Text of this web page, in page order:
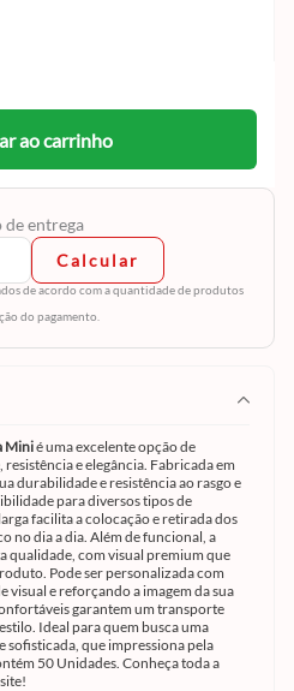
ao carrinho
de entrega
Calcular
de acordo com a quantidade de produtos
do pagamento.
Minié uma excelente opção de
e elegância. Fabricada em
durabilidade e resistência ao rasgo e
para diversos tipos de
facilita a colocação e retirada dos
no dia a dia. Além de funcional, a
qualidade, com visual premium que
Pode ser personalizada com
visual e reforçando a imagem da sua
garantem um transporte
Ideal para quem busca uma
sofisticada, que impressiona pela
50 Unidades. Conheça toda a